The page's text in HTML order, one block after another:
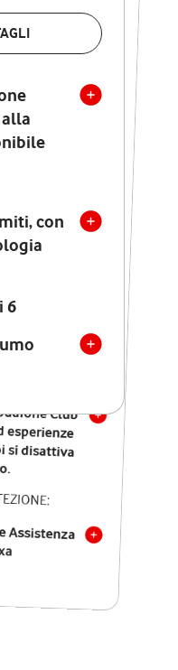
con
6
LA COPERTURA
alla
limiti, con
tecnologia
con Wi-Fi 7
verso
e mobili
Club
esperienze
si disattiva
Assistenza